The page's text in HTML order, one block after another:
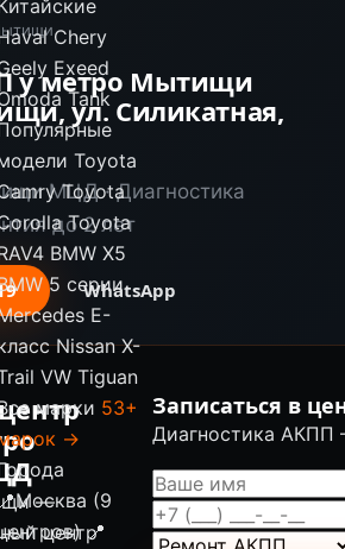
Chery
Exeed
Tank
Toyota
Toyota
Toyota
BMW X5
5 серии
E-
Nissan X-
VW Tiguan
марки 53+
→
Москва (9
📍
у метро Мытищи
ул. Силикатная,
МЦД · Диагностика
до 2 лет
WhatsApp
—
центр
Записаться в
Диагностика АКПП